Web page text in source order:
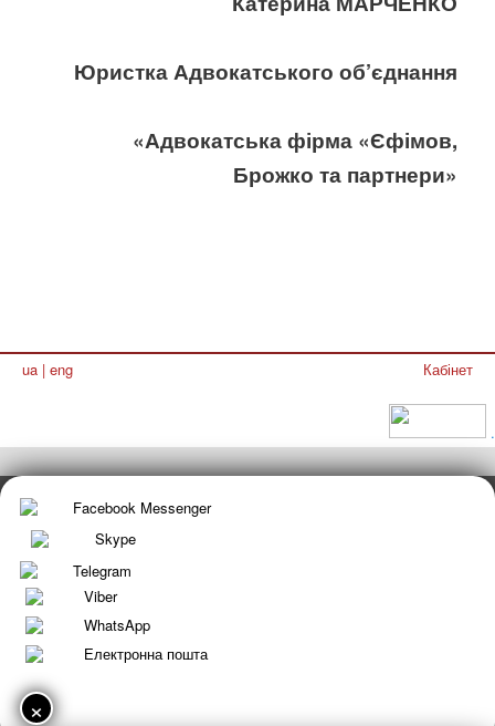
Юристка Адвокатського об’єднання
«Адвокатська фірма «Єфімов,
Брожко та партнери»
ua | eng Кабінет
.
Facebook Messenger
Skype
Telegram
Viber
WhatsApp
Електронна пошта
×